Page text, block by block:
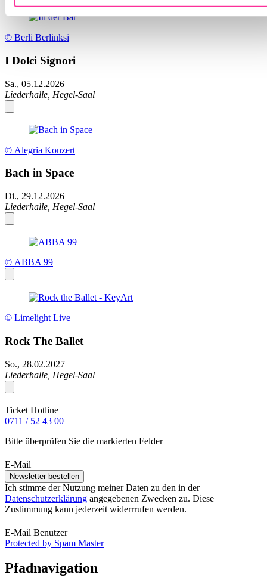
© Berli Berlinksi
I Dolci Signori
Sa., 05.12.2026
Liederhalle, Hegel-Saal
© Alegria Konzert
Bach in Space
Di., 29.12.2026
Liederhalle, Hegel-Saal
© ABBA 99
© Limelight Live
Rock The Ballet
So., 28.02.2027
Liederhalle, Hegel-Saal
Ticket Hotline
0711 / 52 43 00
Bitte überprüfen Sie die markierten Felder
E-Mail
Ich stimme der Nutzung meiner Daten zu den in der
Datenschutzerklärung angegebenen Zwecken zu. Diese
Zustimmung kann jederzeit widerrrufen werden.
E-Mail Benutzer
Protected by Spam Master
Pfadnavigation